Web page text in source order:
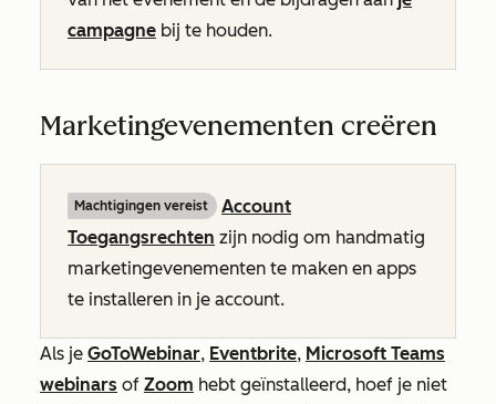
campagne bij te houden.
Marketingevenementen creëren
Machtigingen vereist
Account
Toegangsrechten zijn nodig om handmatig
marketingevenementen te maken en apps
te installeren in je account.
Als je GoToWebinar, Eventbrite, Microsoft Teams
webinars of Zoom hebt geïnstalleerd, hoef je niet